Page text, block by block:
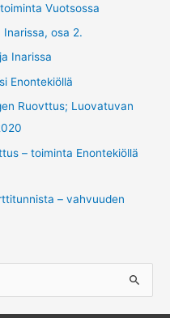
Vuotsossa
osa 2.
Inarissa
Enontekiöllä
Ruovttus; Luovatuvan
– toiminta Enontekiöllä
– vahvuuden